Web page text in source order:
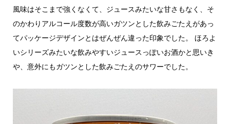
風味はそこまで強くなくて、ジュースみたいな甘さもなく、そ
のかわりアルコール度数が高いガツンとした飲みごたえがあっ
てパッケージデザインとはぜんぜん違った印象でした。 ほろよ
いシリーズみたいな飲みやすいジュースっぽいお酒かと思いき
や、意外にもガツンとした飲みごたえのサワーでした。